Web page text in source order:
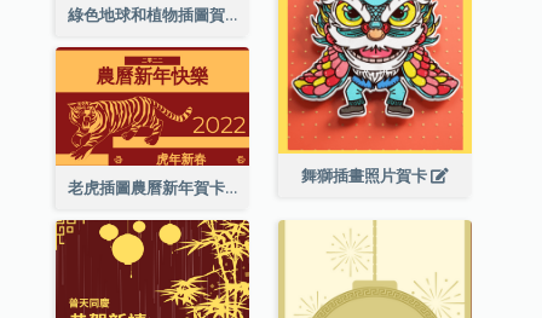
綠色地球和植物插圖賀卡
舞獅插畫照片賀卡
老虎插圖農曆新年賀卡